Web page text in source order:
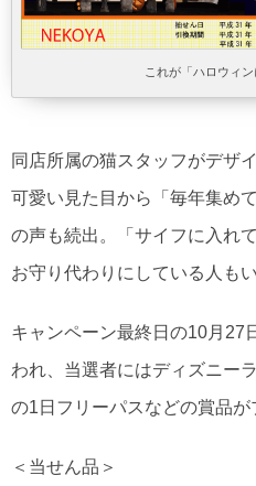
これが「ハロウィン
同店所属の猫スタッフがデザ
可愛い見た目から「毎年集め
の声も続出。「サイフに入れ
お守り代わりにしている人も
キャンペーン最終日の10月27
われ、当選者にはディズニー
の1日フリーパスなどの賞品が
＜当せん品＞